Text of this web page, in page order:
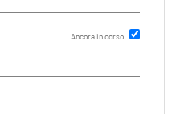
Ancora in corso